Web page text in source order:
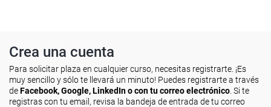
Crea una cuenta
Para solicitar plaza en cualquier curso, necesitas registrarte. ¡Es
muy sencillo y sólo te llevará un minuto! Puedes registrarte a través
deFacebook, Google, LinkedIn o con tu correo electrónico . Si te
registras con tu email, revisa la bandeja de entrada de tu correo